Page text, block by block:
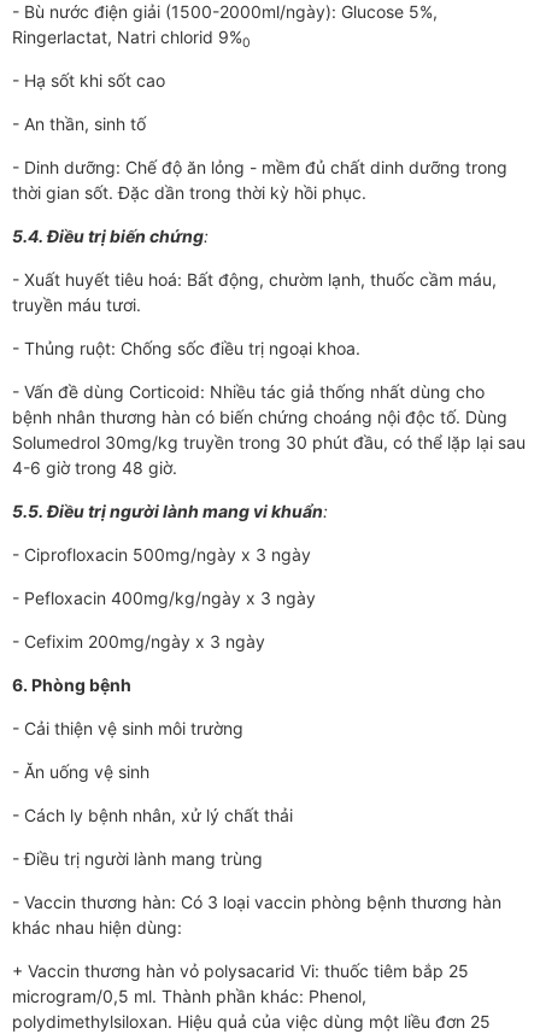
- Bù nư­­ớc điện giải (1500-2000ml/ngày): Glucose 5%,
Ringerlactat, Natri chlorid 9%0
- Hạ sốt khi sốt cao
- An thần, sinh tố
- Dinh d­­ưỡng: Chế độ ăn lỏng - mềm đủ chất dinh d­­ưỡng trong
thời gian sốt. Đặc dần trong thời kỳ hồi phục.
5.4. Điều trị biến chứng:
- Xuất huyết tiêu hoá: Bất động, ch­­ườm lạnh, thuốc cầm máu,
truyền máu t­ươi.
- Thủng ruột: Chống sốc điều trị ngoại khoa.
- Vấn đề dùng Corticoid: Nhiều tác giả thống nhất dùng cho
bệnh nhân thư­­ơng hàn có biến chứng choáng nội độc tố. Dùng
Solumedrol 30mg/kg truyền trong 30 phút đầu, có thể lặp lại sau
4-6 giờ trong 48 giờ.
5.5. Điều trị ngư­ời lành mang vi khuẩn:
- Ciprofloxacin 500mg/ngày x 3 ngày
- Pefloxacin 400mg/kg/ngày x 3 ngày
- Cefixim 200mg/ngày x 3 ngày
6. Phòng bệnh
- Cải thiện vệ sinh môi trư­­ờng
- Ăn uống vệ sinh
- Cách ly bệnh nhân, xử lý chất thải
- Điều trị ng­­ười lành mang trùng
- Vaccin thư­ơng hàn: Có 3 loại vaccin phòng bệnh thương hàn
khác nhau hiện dùng:
+ Vaccin thương hàn vỏ polysacarid Vi: thuốc tiêm bắp 25
microgram/0,5 ml. Thành phần khác: Phenol,
polydimethylsiloxan. Hiệu quả của việc dùng một liều đơn 25